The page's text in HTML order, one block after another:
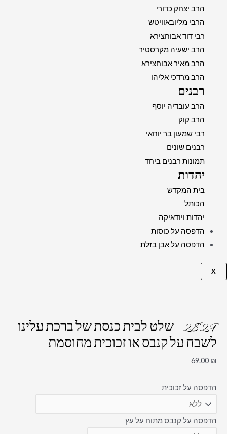
הרב יצחק כדורי
הרבי מליובאוויטש
רבי דוד אבוחצירא
הרב ישעיה מקרסטיר
הרב מאיר אבוחצירא
הרב מרדכי אליהו
רבנים
הרב עובדיה יוסף
הרב קוק
רבי שמעון בר יוחאי
רבנים שונים
תמונות רבנים ביחד
יהדות
בית המקדש
הכותל
יהדות ויודאיקה
הדפסה על כוסות
הדפסה על אבן בזלת
X
2829 – שלט לבית כנסת של ברכת עלינו
לשבח על קנבס או זכוכית מחוסמת
69.00 ₪
הדפסה על זכוכית
הדפסה על קנבס מתוח על עץ